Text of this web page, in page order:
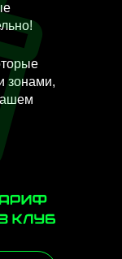
зонами,